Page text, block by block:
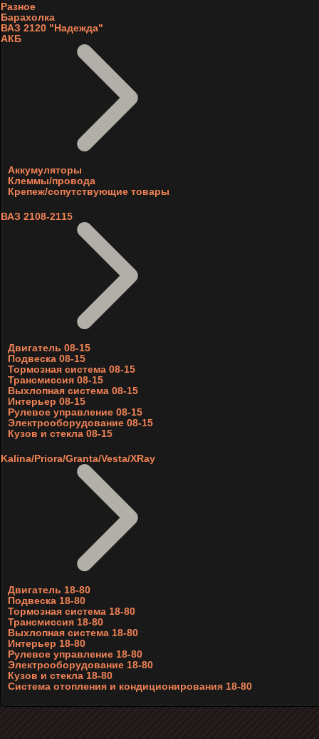
Разное
Барахолка
ВАЗ 2120 "Надежда"
АКБ
Аккумуляторы
Клеммы/провода
Крепеж/сопутствующие товары
ВАЗ 2108-2115
Двигатель 08-15
Подвеска 08-15
Тормозная система 08-15
Трансмиссия 08-15
Выхлопная система 08-15
Интерьер 08-15
Рулевое управление 08-15
Электрооборудование 08-15
Кузов и стекла 08-15
Kalina/Priora/Granta/Vesta/XRay
Двигатель 18-80
Подвеска 18-80
Тормозная система 18-80
Трансмиссия 18-80
Выхлопная система 18-80
Интерьер 18-80
Рулевое управление 18-80
Электрооборудование 18-80
Кузов и стекла 18-80
Система отопления и кондиционирования 18-80